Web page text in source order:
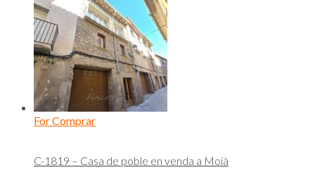
For Comprar
C-1819 – Casa de poble en venda a Moià